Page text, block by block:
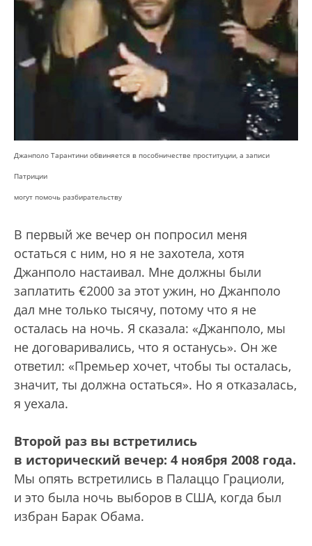
Джанполо Тарантини обвиняется в пособничестве проституции, а записи
Патриции
могут помочь разбирательству
В первый же вечер он попросил меня
остаться с ним, но я не захотела, хотя
Джанполо нас­таивал. Мне должны были
заплатить €2000 за этот ужин, но Джанполо
дал мне только тысячу, потому что я не
осталась на ночь. Я сказала: «Джанполо, мы
не договаривались, что я останусь». Он же
ответил: «Премьер хочет, чтобы ты осталась,
значит, ты должна остаться». Но я отказалась,
я уехала.
Второй раз вы встретились
в исторический вечер: 4 ноября 2008 года.
Мы опять встретились в Палаццо Грациоли,
и это была ночь выборов в США, когда был
избран Барак Обама.